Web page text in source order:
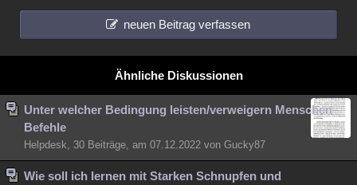
neuen Beitrag verfassen
Ähnliche Diskussionen
Unter welcher Bedingung leisten/verweigern Menschen
Befehle
Helpdesk, 30 Beiträge, am 07.12.2022 von Gucky87
Wie soll ich lernen mit Starken Schnupfen und